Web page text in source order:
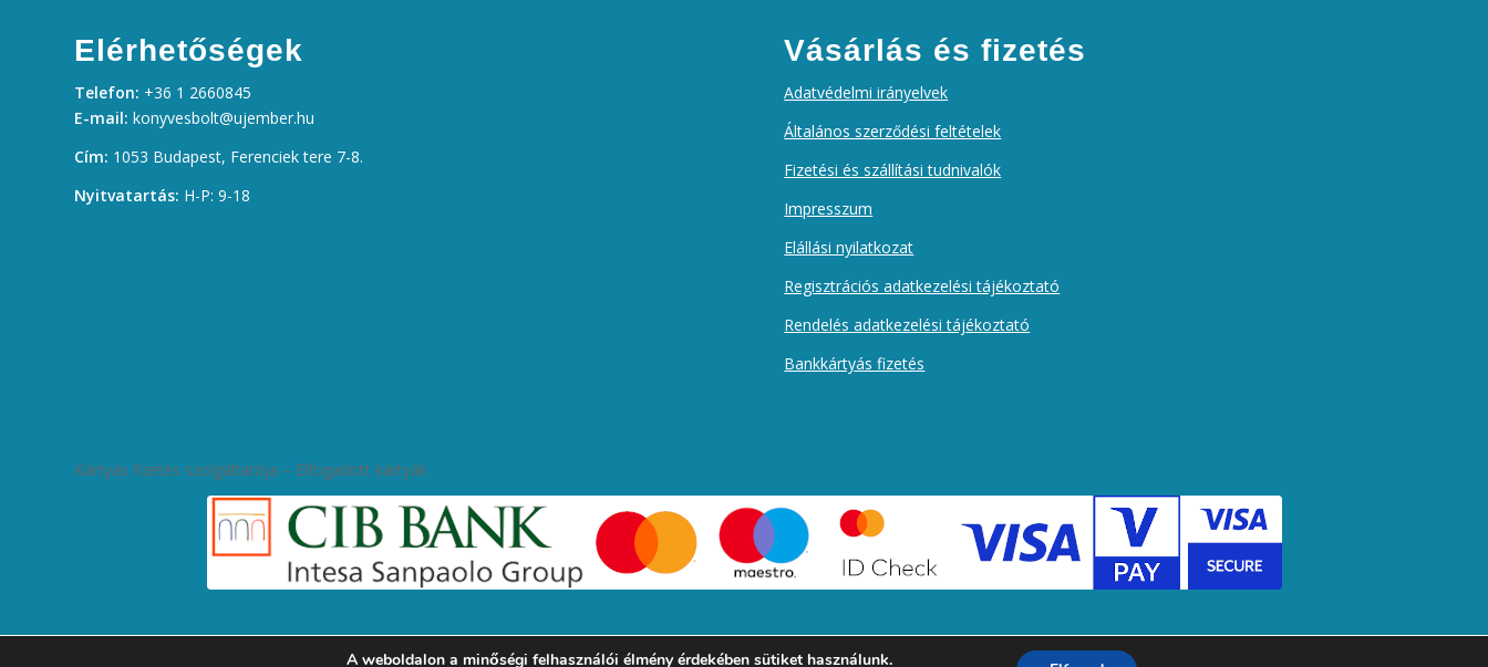
Elérhetőségek
Telefon: +36 1 2660845
E-mail: konyvesbolt@ujember.hu
Cím: 1053 Budapest, Ferenciek tere 7-8.
Nyitvatartás: H-P: 9-18
Vásárlás és fizetés
Adatvédelmi irányelvek
Általános szerződési feltételek
Fizetési és szállítási tudnivalók
Impresszum
Elállási nyilatkozat
Regisztrációs adatkezelési tájékoztató
Rendelés adatkezelési tájékoztató
Bankkártyás fizetés
Kártyás fizetés szolgáltatója – Elfogadott kártyák
A weboldalon a minőségi felhasználói élmény érdekében sütiket használunk.